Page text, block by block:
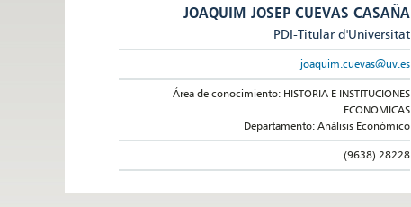
JOAQUIM JOSEP CUEVAS CASAÑA
PDI-Titular d'Universitat
joaquim.cuevas@uv.es
Área de conocimiento: HISTORIA E INSTITUCIONES
ECONOMICAS
Departamento: Análisis Económico
(9638) 28228